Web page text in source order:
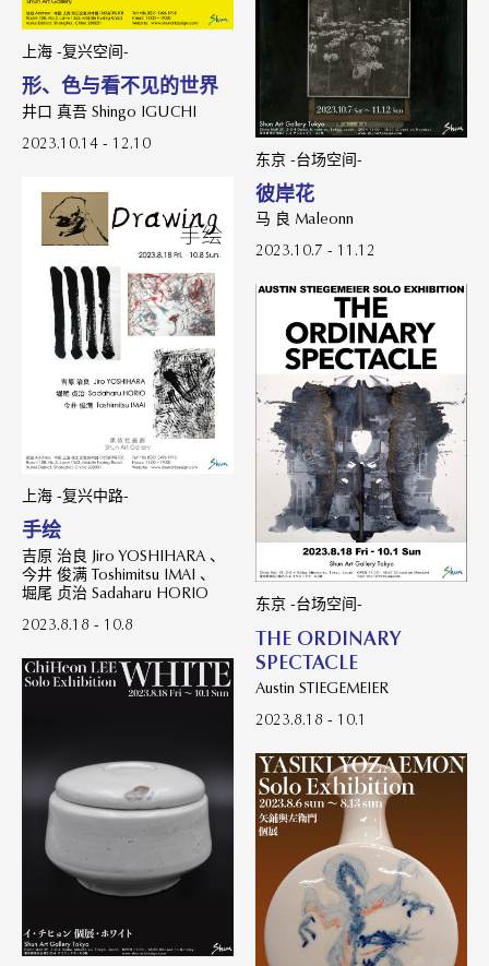
上海 -复兴空间-
形、色与看不见的世界
井口 真吾 Shingo IGUCHI
2023.10.14 - 12.10
东京 -台场空间-
彼岸花
马 良 Maleonn
2023.10.7 - 11.12
上海 -复兴中路-
手绘
吉原 治良 Jiro YOSHIHARA 、
今井 俊满 Toshimitsu IMAI 、
堀尾 贞治 Sadaharu HORIO
2023.8.18 - 10.8
东京 -台场空间-
THE ORDINARY
SPECTACLE
Austin STIEGEMEIER
2023.8.18 - 10.1